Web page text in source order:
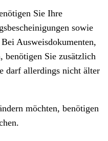
Sie Ihre
sowie
Ausweisdokumenten,
benötigen Sie zusätzlich
darf allerdings nicht älter
möchten, benötigen